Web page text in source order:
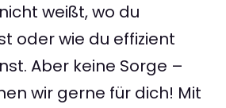
weißt, wo du
oder wie du effizient
Aber keine Sorge –
wir gerne für dich! Mit